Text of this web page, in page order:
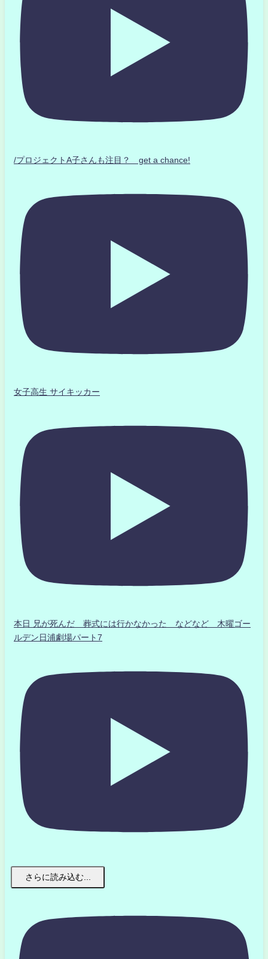
/プロジェクトA子さんも注目？ get a chance!
女子高生 サイキッカー
本日 兄が死んだ 葬式には行かなかった などなど 木曜ゴー
ルデン日浦劇場パート7
さらに読み込む...